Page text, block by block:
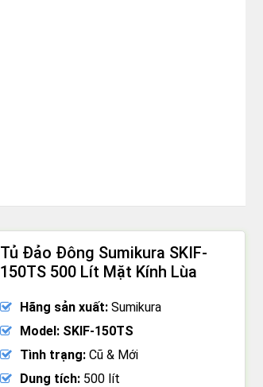
Tủ Đảo Đông Sumikura SKIF-
150TS 500 Lít Mặt Kính Lùa
Hãng sản xuất: Sumikura
Model: SKIF-150TS
Tình trạng: Cũ & Mới
Dung tích: 500 lít